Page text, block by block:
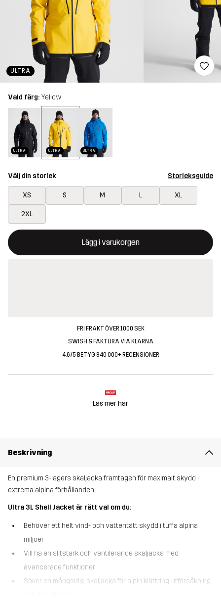
ULTRA
Vald färg: Yellow
ULTRA ULTRA ULTRA
Välj din storlek Storleksguide
XS S M L XL
2XL
Lägg i varukorgen
Denna knapp kommer att öppna en modal som bekräftar en ny
{{size}} inte tillgänglig
FRI FRAKT ÖVER 1000 SEK
SWISH & FAKTURA VIA KLARNA
4.6/5 BETYG 840 000+ RECENSIONER
Läs mer här
Beskrivning
En premium 3-lagers skaljacka framtagen för maximalt skydd i
extrema alpina förhållanden.
Ultra 3L Shell Jacket är rätt val om du:
Behöver ett helt vind- och vattentätt skydd i tuffa alpina
miljöer
Vill ha en slitstark och ventilerande skaljacka med
avancerade funktioner
Söker en mångsidig skaljacka för alpin klättring, utförsåkning